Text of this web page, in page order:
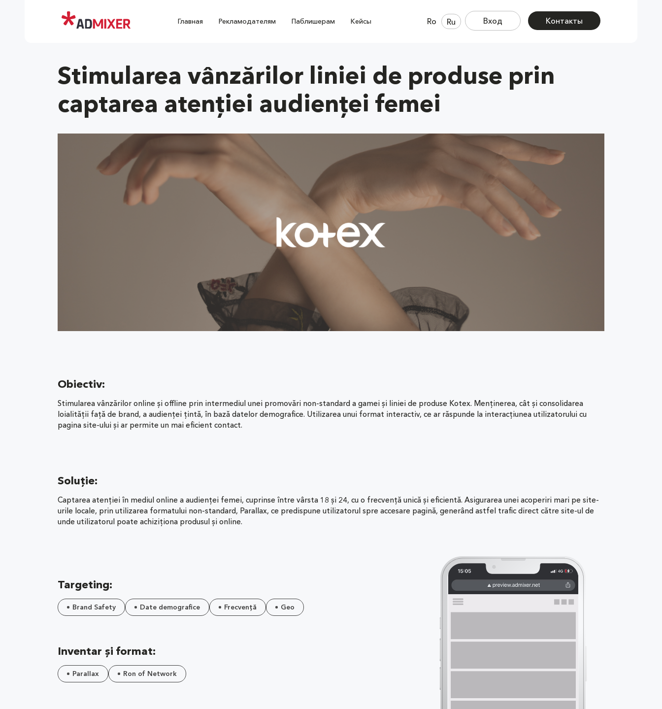
Главная Рекламодателям Паблишерам Кейсы Ro Ru Вход Контакты
Stimularea vânzărilor liniei de produse prin
captarea atenției audienței femei
Obiectiv:
Stimularea vânzărilor online și offline prin intermediul unei promovări non-standard a gamei și liniei de produse Kotex. Menținerea, cât și consolidarea
loialității față de brand, a audienței țintă, în bază datelor demografice. Utilizarea unui format interactiv, ce ar răspunde la interacțiunea utilizatorului cu
pagina site-ului și ar permite un mai eficient contact.
Soluție:
Captarea atenției în mediul online a audienței femei, cuprinse între vârsta 18 și 24, cu o frecvență unică și eficientă. Asigurarea unei acoperiri mari pe site-
urile locale, prin utilizarea formatului non-standard, Parallax, ce predispune utilizatorul spre accesare pagină, generând astfel trafic direct către site-ul de
unde utilizatorul poate achiziționa produsul și online.
Targeting:
Brand Safety Date demografice Frecvență Geo
Inventar și format:
Parallax Ron of Network